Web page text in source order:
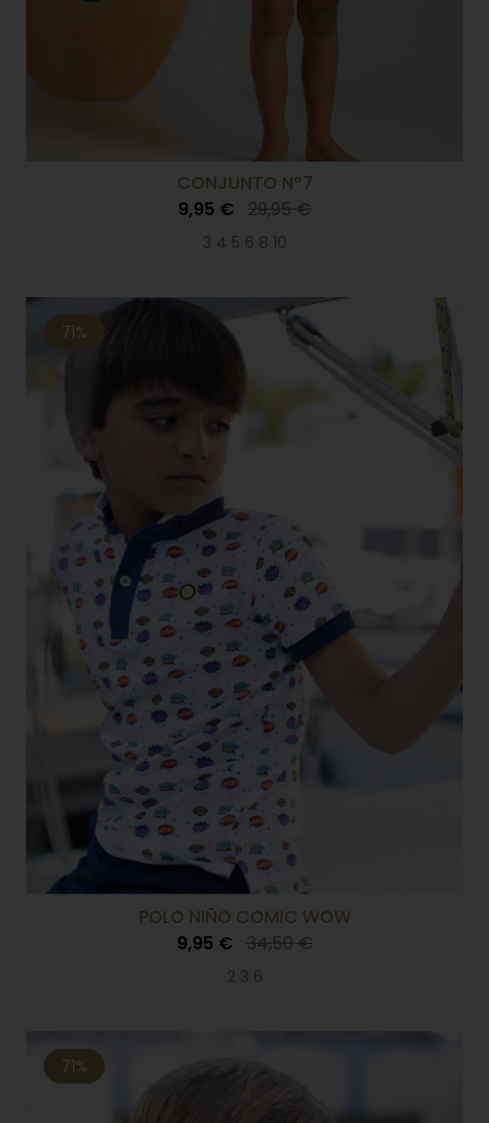
CONJUNTO Nº7
9,95 € 29,95 €
3 4 5 6 8 10
71%
POLO NIÑO COMIC WOW
9,95 € 34,50 €
2 3 6
71%